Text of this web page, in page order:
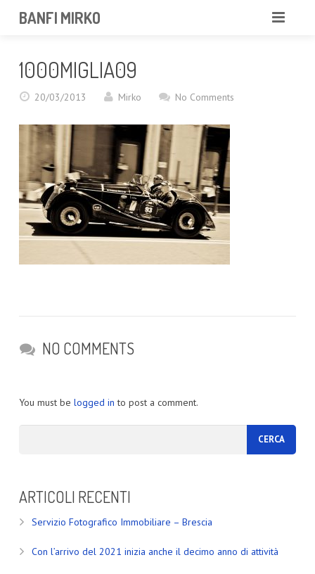
BANFI MIRKO
PORTFOLIO
SERVIZI
NEWS
1000MIGLIA09
20/03/2013 Mirko No Comments
NO COMMENTS
You must be logged in to post a comment.
ARTICOLI RECENTI
Servizio Fotografico Immobiliare – Brescia
Con l’arrivo del 2021 inizia anche il decimo anno di attività